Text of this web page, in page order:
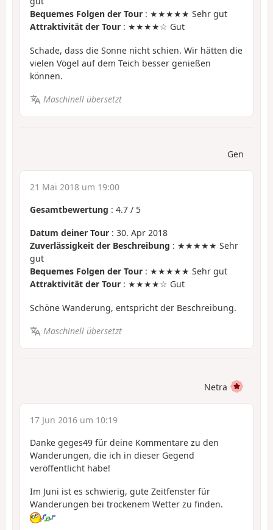
Bequemes Folgen der Tour : ★★★★★ Sehr gut
Attraktivität der Tour : ★★★★☆ Gut
Schade, dass die Sonne nicht schien. Wir hätten die
vielen Vögel auf dem Teich besser genießen
können.
Maschinell übersetzt
Gen
21 Mai 2018 um 19:00
Gesamtbewertung : 4.7 / 5
Datum deiner Tour : 30. Apr 2018
Zuverlässigkeit der Beschreibung : ★★★★★ Sehr
gut
Bequemes Folgen der Tour : ★★★★★ Sehr gut
Attraktivität der Tour : ★★★★☆ Gut
Schöne Wanderung, entspricht der Beschreibung.
Maschinell übersetzt
Netra
17 Jun 2016 um 10:19
Danke geges49 für deine Kommentare zu den
Wanderungen, die ich in dieser Gegend
veröffentlicht habe!
Im Juni ist es schwierig, gute Zeitfenster für
Wanderungen bei trockenem Wetter zu finden.